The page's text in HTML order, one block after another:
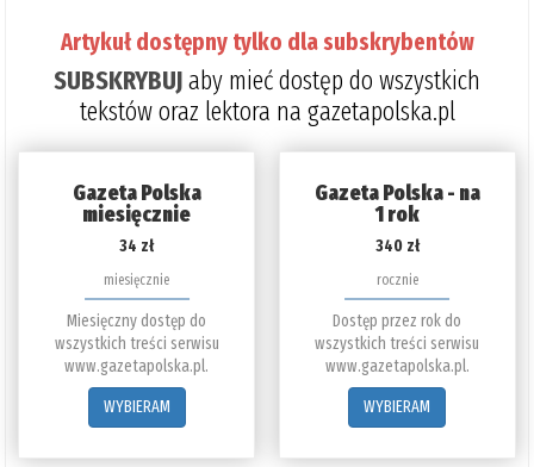
Artykuł dostępny tylko dla subskrybentów
SUBSKRYBUJaby mieć dostęp do wszystkich
tekstów oraz lektora na gazetapolska.pl
Gazeta Polska
miesięcznie
34 zł
miesięcznie
Miesięczny dostęp do
wszystkich treści serwisu
www.gazetapolska.pl.
WYBIERAM
Gazeta Polska - na
1 rok
340 zł
rocznie
Dostęp przez rok do
wszystkich treści serwisu
www.gazetapolska.pl.
WYBIERAM